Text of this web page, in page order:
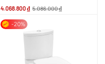
4.068.800₫ 5.086.000₫
-20%